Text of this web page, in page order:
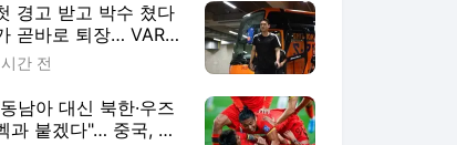
경고 받고 박수 쳤다
곧바로 퇴장… VAR도
구한 오세훈의 위험
서 악몽
간 전
남아 대신 북한·우즈
과 붙겠다"… 중국, 초